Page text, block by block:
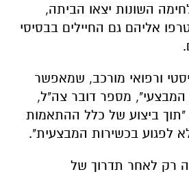
השונות יצאו הביתה,
אליהם גם החיילים בבסיסי
ורפואי מורכב, שמאפשר
המבצעי", מספר דובר צה"ל,
"תוך ביצוע של כלל ההתאמות
לפגוע בכשירות המבצעית".
רק לאחר תדרוך של